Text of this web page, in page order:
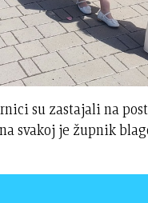
su zastajali na
svakoj je župnik